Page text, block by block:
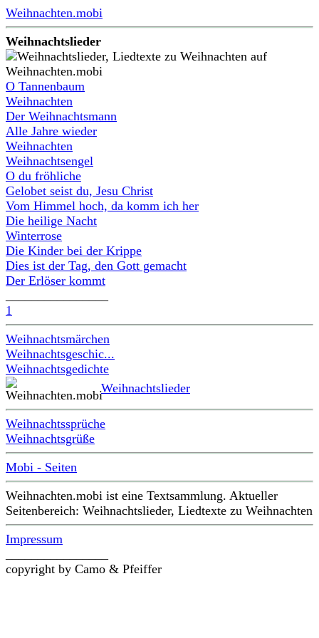
Weihnachten.mobi
Weihnachtslieder
O Tannenbaum
Weihnachten
Der Weihnachtsmann
Alle Jahre wieder
Weihnachten
Weihnachtsengel
O du fröhliche
Gelobet seist du, Jesu Christ
Vom Himmel hoch, da komm ich her
Die heilige Nacht
Winterrose
Die Kinder bei der Krippe
Dies ist der Tag, den Gott gemacht
Der Erlöser kommt
1
Weihnachtsmärchen
Weihnachtsgeschic...
Weihnachtsgedichte
Weihnachtslieder
Weihnachtssprüche
Weihnachtsgrüße
Mobi - Seiten
Weihnachten.mobi ist eine Textsammlung. Aktueller
Seitenbereich: Weihnachtslieder, Liedtexte zu Weihnachten
Impressum
copyright by Camo & Pfeiffer